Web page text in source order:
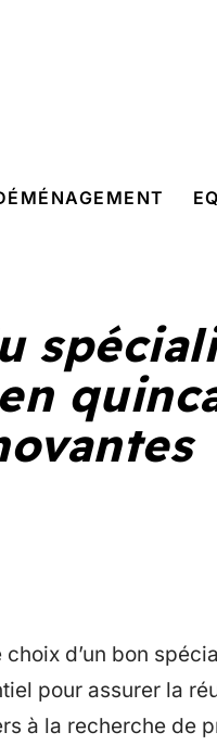
d’un bon
pour assurer la
à la recherche de